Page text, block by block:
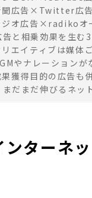
聞広告×Twitter広
オ広告×radikoオ
と相乗効果を生む
エイティブは媒体
やナレーションが
獲得目的の広告も
だまだ伸びるネッ
ンターネ